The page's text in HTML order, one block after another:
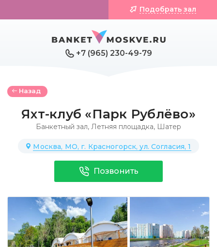
+7 (965) 230-49-79
Подобрать зал
Назад
Яхт-клуб «Парк Рублёво»
Банкетный зал, Летняя площадка, Шатер
Москва, МО, г. Красногорск, ул. Согласия, 1
Позвонить